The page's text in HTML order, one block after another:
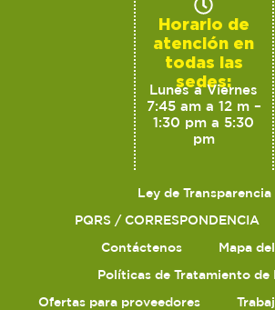
Horario de
atención en
todas las
sedes:
Lunes a Viernes
7:45 am a 12 m –
1:30 pm a 5:30
pm
Ley de Transparencia
PQRS / CORRESPONDENCIA
Contáctenos
Mapa
Políticas de Tratamiento de
Ofertas para proveedores